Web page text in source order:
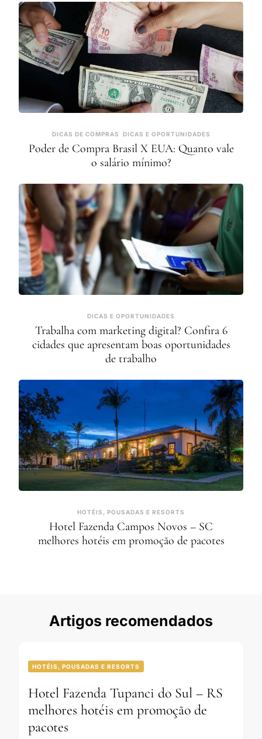
DICAS DE COMPRAS DICAS E OPORTUNIDADES
Poder de Compra Brasil X EUA: Quanto vale
o salário mínimo?
DICAS E OPORTUNIDADES
Trabalha com marketing digital? Confira 6
cidades que apresentam boas oportunidades
de trabalho
HOTÉIS, POUSADAS E RESORTS
Hotel Fazenda Campos Novos – SC
melhores hotéis em promoção de pacotes
Artigos recomendados
HOTÉIS, POUSADAS E RESORTS
Hotel Fazenda Tupanci do Sul – RS
melhores hotéis em promoção de
pacotes